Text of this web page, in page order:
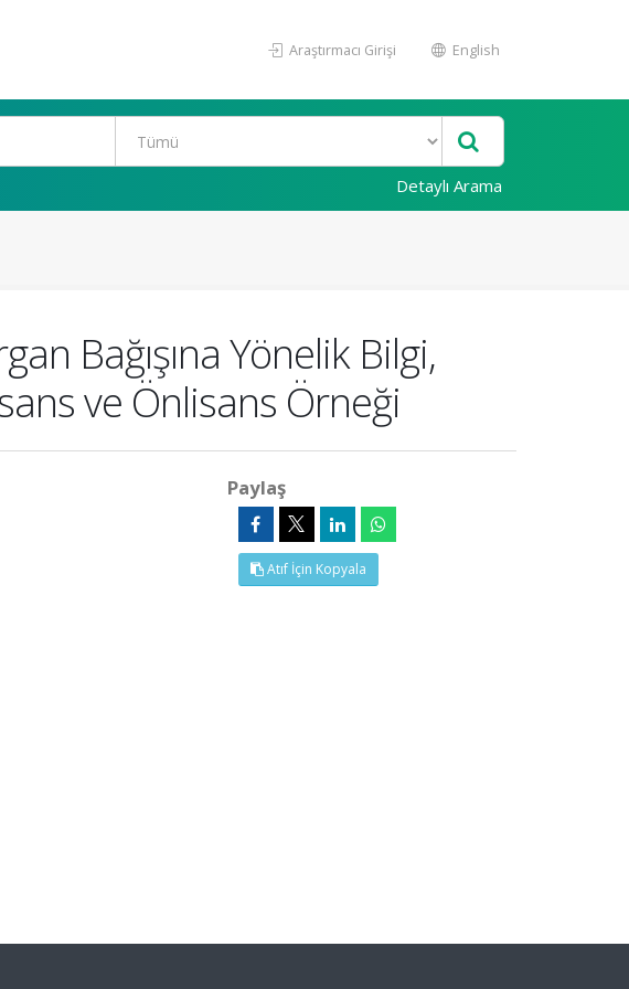
Araştırmacı Girişi English
Detaylı Arama
Bağışına Yönelik Bilgi,
ve Önlisans Örneği
Paylaş
Atıf İçin Kopyala